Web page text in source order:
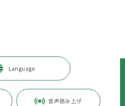
Language
音声読み上げ
文化 > 文化・芸術
特別展・企画展展示解説
さいたまの埴輪」展示資料紹介（2）